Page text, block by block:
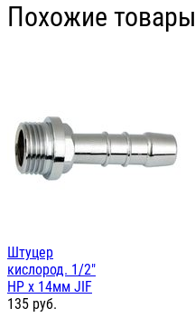
Похожие товары
Штуцер
кислород. 1/2"
НР х 14мм JIF
135 руб.